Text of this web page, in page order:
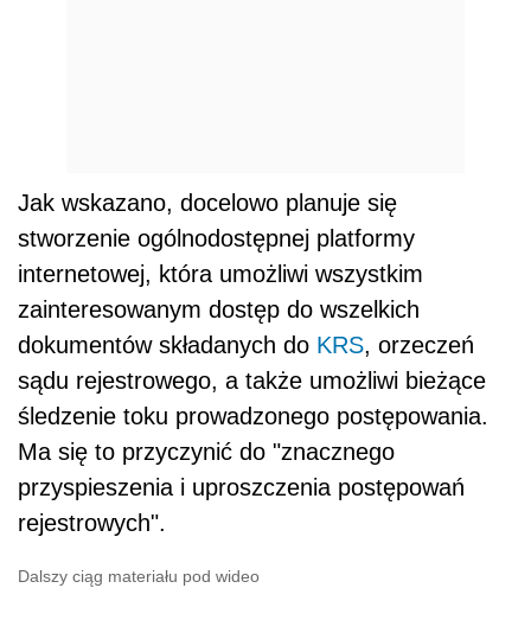
Jak wskazano, docelowo planuje się
stworzenie ogólnodostępnej platformy
internetowej, która umożliwi wszystkim
zainteresowanym dostęp do wszelkich
dokumentów składanych do KRS, orzeczeń
sądu rejestrowego, a także umożliwi bieżące
śledzenie toku prowadzonego postępowania.
Ma się to przyczynić do "znacznego
przyspieszenia i uproszczenia postępowań
rejestrowych".
Dalszy ciąg materiału pod wideo